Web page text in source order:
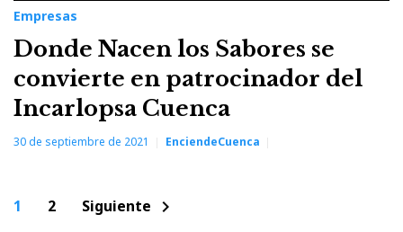
Empresas
Donde Nacen los Sabores se
convierte en patrocinador del
Incarlopsa Cuenca
30 de septiembre de 2021 EnciendeCuenca
Paginación
1 2 Siguiente chevron_right